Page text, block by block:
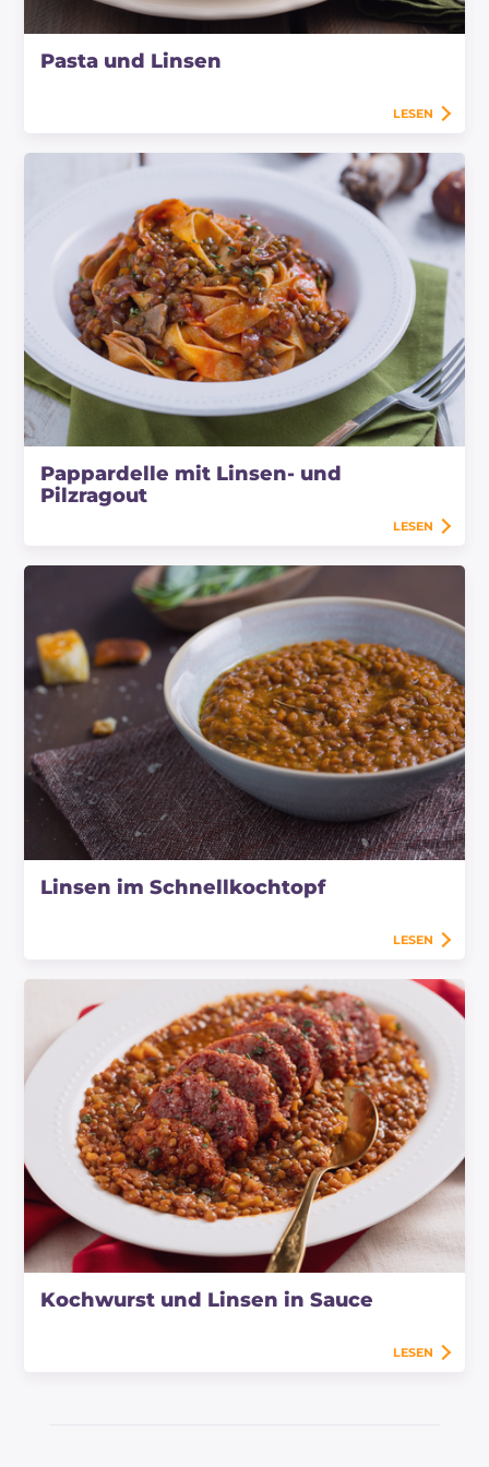
Pasta und Linsen
LESEN
Pappardelle mit Linsen- und
Pilzragout
LESEN
Linsen im Schnellkochtopf
LESEN
Kochwurst und Linsen in Sauce
LESEN